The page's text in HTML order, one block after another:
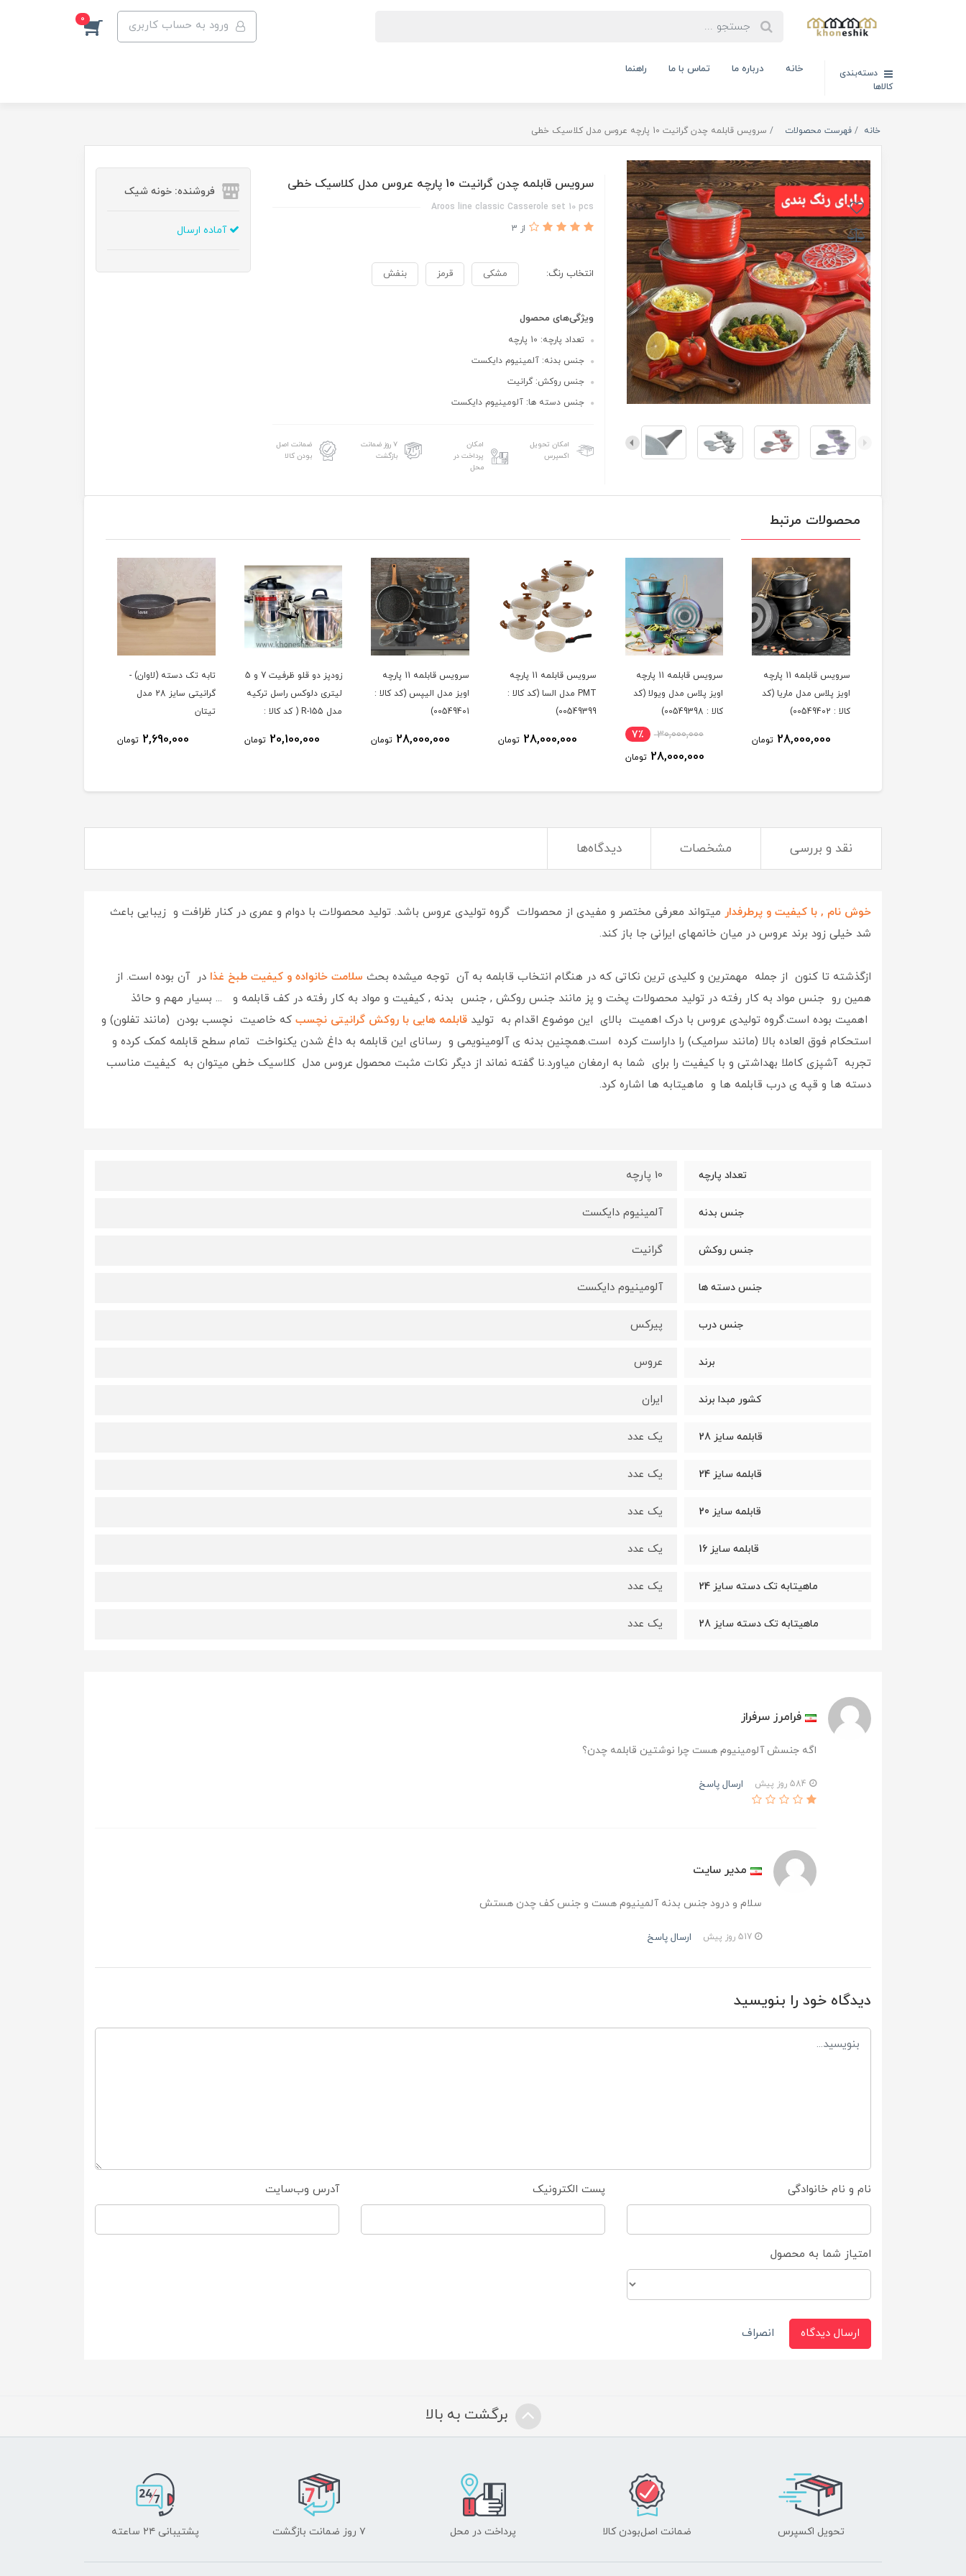
ورود به حساب کاربری 0
دسته‌بندی
کالاها
خانه درباره ما تماس با ما راهنما
خانه فهرست محصولات سرویس قابلمه چدن گرانیت 10 پارچه عروس مدل کلاسیک خطی
سرویس قابلمه چدن گرانیت 10 پارچه عروس مدل کلاسیک خطی
Aroos line classic Casserole set 10 pcs
از 3
انتخاب رنگ: مشکی قرمز بنفش
ویژگی‌های محصول
تعداد پارچه: 10 پارچه
جنس بدنه: آلمینیوم دایکست
جنس روکش: گرانیت
جنس دسته ها: آلومینیوم دایکست
امکان تحویل
اکسپرس
امکان
پرداخت در
محل
۷ روز ضمانت
بازگشت
ضمانت اصل
بودن کالا
فروشنده: خونه شیک
آماده ارسال
محصولات مرتبط
سرویس قابلمه 11 پارچه
اویز پلاس مدل ماریا (کد
کالا : 00549402)
28,000,000 تومان
سرویس قابلمه 11 پارچه
اویز پلاس مدل ویولا (کد
کالا : 00549398)
30,000,000 7٪
28,000,000 تومان
سرویس قابلمه 11 پارچه
PMT مدل السا (کد کالا :
00549399)
28,000,000 تومان
سرویس قابلمه 11 پارچه
اویز مدل الیپس (کد کالا :
00549401)
28,000,000 تومان
زودپز دو قلو ظرفیت 7 و 5
لیتری دلوکس راسل ترکیه
مدل R-155 ( کد کالا :
20,100,000 تومان
تابه تک دسته (لاوان) -
گرانیتی سایز 28 مدل
تیتان
2,690,000 تومان
نقد و بررسی مشخصات دیدگاه‌ها
خوش نام , با کیفیت و پرطرفدار میتواند معرفی مختصر و مفیدی از محصولات گروه تولیدی عروس باشد. تولید محصولات با دوام و عمری در کنار ظرافت و زیبایی باعث
شد خیلی زود برند عروس در میان خانمهای ایرانی جا باز کند.
ازگذشته تا کنون از جمله مهمترین و کلیدی ترین نکاتی که در هنگام انتخاب قابلمه به آن توجه میشده بحث سلامت خانواده و کیفیت طبخ غذا در آن بوده است. از
همین رو جنس مواد به کار رفته در تولید محصولات پخت و پز مانند جنس روکش , جنس بدنه , کیفیت و مواد به کار رفته در کف قابلمه و ... بسیار مهم و حائذ
اهمیت بوده است.گروه تولیدی عروس با درک اهمیت بالای این موضوع اقدام به تولید قابلمه هایی با روکش گرانیتی نچسب که خاصیت نچسب بودن (مانند تفلون) و
استحکام فوق العاده بالا (مانند سرامیک) را داراست کرده است.همچنین بدنه ی آلومینویمی و رسانای این قابلمه به داغ شدن یکنواخت تمام سطح قابلمه کمک کرده و
تجربه آشپزی کاملا بهداشتی و با کیفیت را برای شما به ارمغان میاورد.نا گفته نماند از دیگر نکات مثبت محصول عروس مدل کلاسیک خطی میتوان به کیفیت مناسب
دسته ها و قپه ی درب قابلمه ها و ماهیتابه ها اشاره کرد.
تعداد پارچه 10 پارچه
جنس بدنه آلمینیوم دایکست
جنس روکش گرانیت
جنس دسته ها آلومینیوم دایکست
جنس درب پیرکس
برند عروس
کشور مبدا برند ایران
قابلمه سایز 28 یک عدد
قابلمه سایز 24 یک عدد
قابلمه سایز 20 یک عدد
قابلمه سایز 16 یک عدد
ماهیتابه تک دسته سایز 24 یک عدد
ماهیتابه تک دسته سایز 28 یک عدد
فرامرز سرفراز
اگه جنسش آلومینیوم هست چرا نوشتین قابلمه چدن؟
ارسال پاسخ
مدیر سایت
سلام و درود جنس بدنه آلمینیوم هست و جنس کف چدن هستش
ارسال پاسخ
دیدگاه خود را بنویسید
نام و نام خانوادگی پست الکترونیک آدرس وب‌سایت
امتیاز شما به محصول
ارسال دیدگاه انصراف
برگشت به بالا
تحویل اکسپرس ضمانت اصل‌بودن کالا پرداخت در محل ۷ روز ضمانت بازگشت پشتیبانی ۲۴ ساعته